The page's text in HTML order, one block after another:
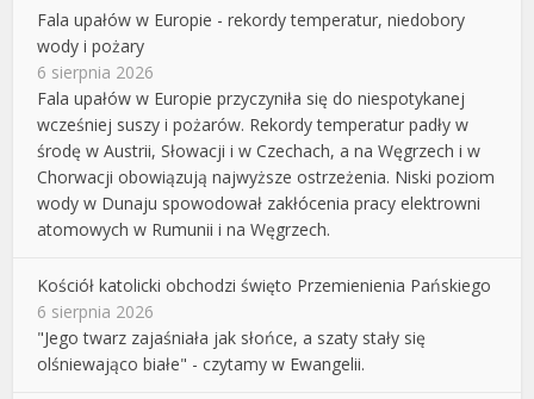
Fala upałów w Europie - rekordy temperatur, niedobory
wody i pożary
6 sierpnia 2026
Fala upałów w Europie przyczyniła się do niespotykanej
wcześniej suszy i pożarów. Rekordy temperatur padły w
środę w Austrii, Słowacji i w Czechach, a na Węgrzech i w
Chorwacji obowiązują najwyższe ostrzeżenia. Niski poziom
wody w Dunaju spowodował zakłócenia pracy elektrowni
atomowych w Rumunii i na Węgrzech.
Kościół katolicki obchodzi święto Przemienienia Pańskiego
6 sierpnia 2026
"Jego twarz zajaśniała jak słońce, a szaty stały się
olśniewająco białe" - czytamy w Ewangelii.